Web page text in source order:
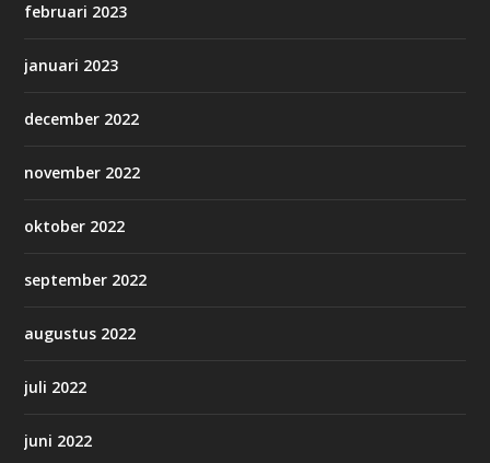
februari 2023
januari 2023
december 2022
november 2022
oktober 2022
september 2022
augustus 2022
juli 2022
juni 2022